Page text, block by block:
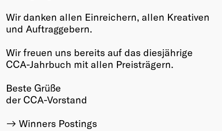
Annual
Wir danken allen Einreichern, allen Kreativen
und Auftraggebern.
Wir freuen uns bereits auf das diesjährige
CCA-Jahrbuch mit allen Preisträgern.
Beste Grüße
der CCA-Vorstand
Winners Postings